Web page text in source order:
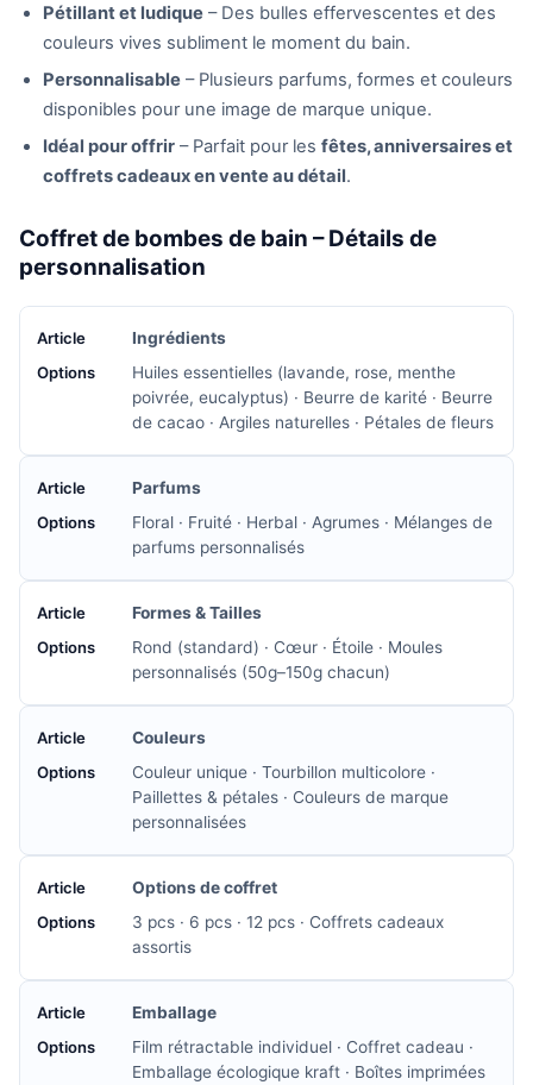
Pétillant et ludique – Des bulles effervescentes et des
couleurs vives subliment le moment du bain.
Personnalisable – Plusieurs parfums, formes et couleurs
disponibles pour une image de marque unique.
Idéal pour offrir – Parfait pour les fêtes, anniversaires et
coffrets cadeaux en vente au détail.
Coffret de bombes de bain – Détails de
personnalisation
Ingrédients
Huiles essentielles (lavande, rose, menthe
poivrée, eucalyptus) · Beurre de karité · Beurre
de cacao · Argiles naturelles · Pétales de fleurs
Parfums
Floral · Fruité · Herbal · Agrumes · Mélanges de
parfums personnalisés
Formes & Tailles
Rond (standard) · Cœur · Étoile · Moules
personnalisés (50g–150g chacun)
Couleurs
Couleur unique · Tourbillon multicolore ·
Paillettes & pétales · Couleurs de marque
personnalisées
Options de coffret
3 pcs · 6 pcs · 12 pcs · Coffrets cadeaux
assortis
Emballage
Film rétractable individuel · Coffret cadeau ·
Emballage écologique kraft · Boîtes imprimées